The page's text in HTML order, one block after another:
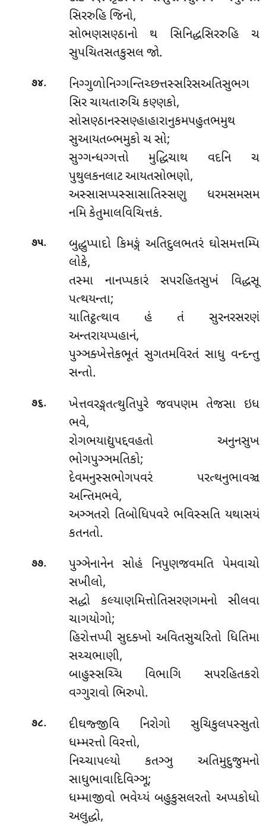
સિરરુહિ જિનો,
સોભણસણ્ઠાનો થ સિનિદ્ધસિરરુહિ ચ
સુપચિતસતકુસલ જો.
૭૪.
નિગ્ગુળોનિગ્ગન્તિચ્છત્તસ્સરિસઅતિસુભગ
સિર ચાયતારુચિ કણ્ણકો,
સોસણ્ઠાનસ્સણ્હાહારાનુકમપહુતભમુથ
સુઆયતબ્ભમુકો ચ સો;
સુગ્ગન્ધગ્ગત્તો મુદ્ધિચાથ વદનિ ચ
પુથુલકનલાટ આયતસોભણો,
અસ્સાસપ્પસ્સાસાતિસ્સણુ ધરમસમસમ
નમિ કેતુમાલવિચિત્તકં.
૭૫.
બુદ્ધુપ્પાદો કિમઙ્ગં અતિદુલભતરં ઘોસમત્તમ્પિ
લોકે,
તસ્મા નાનપ્પકારં સપરહિતસુખં વિદ્ધસૂ
પત્થયન્તા;
યાતિટ્ઠત્થાવ હં તં સુરનરસરણં
અન્તરાયપ્પહાનં,
પુઞ્ઞક્ખેત્તેકભૂતં સુગતમવિરતં સાધુ વન્દન્તુ
સન્તો.
૭૬.
ખેત્તવરઙ્ગતત્થુતિપુરે જવપણમ તેજસા ઇધ
ભવે,
રોગભયાદ્યુપદ્દવહતો અનુનસુખ
ભોગપુઞ્ઞમતિકો;
દેવમનુસ્સભોગપવરં પરત્થનુભાવઞ્ચ
અન્તિમભવે,
અઞ્ઞતરો તિબોધિપવરે ભવિસ્સતિ યથાસયં
કતનતો.
૭૭. પુઞ્ઞેનાનેન સોહં નિપુણજવમતિ પેમવાચો
સખીલો,
સદ્ધો કલ્યાણમિત્તોતિસરણગમનો સીલવા
ચાગયોગો;
હિરોત્તપ્પી સુદક્ખો અવિતસુચરિતો ધિતિમા
સચ્ચભાણી,
બાહુસ્સચ્ચિ વિભાગિ સપરહિતકરો
વગ્ગુરાવો ભિરુપો.
૭૮.
દીઘજ્જીવિ નિરોગો સુચિકુલપસ્સુતો
ધમ્મરત્તો વિરત્તો,
નિચ્ચાપલ્યો કતઞ્ઞુ અતિમુદુજુમનો
સાધુભાવાદિવિઞ્ઞૂ;
ધમ્માજીવો ભવેય્યં બહુકુસલરતો અપ્પકોધો
અલુદ્ધો,